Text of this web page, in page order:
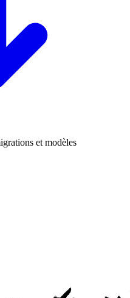
et modèles